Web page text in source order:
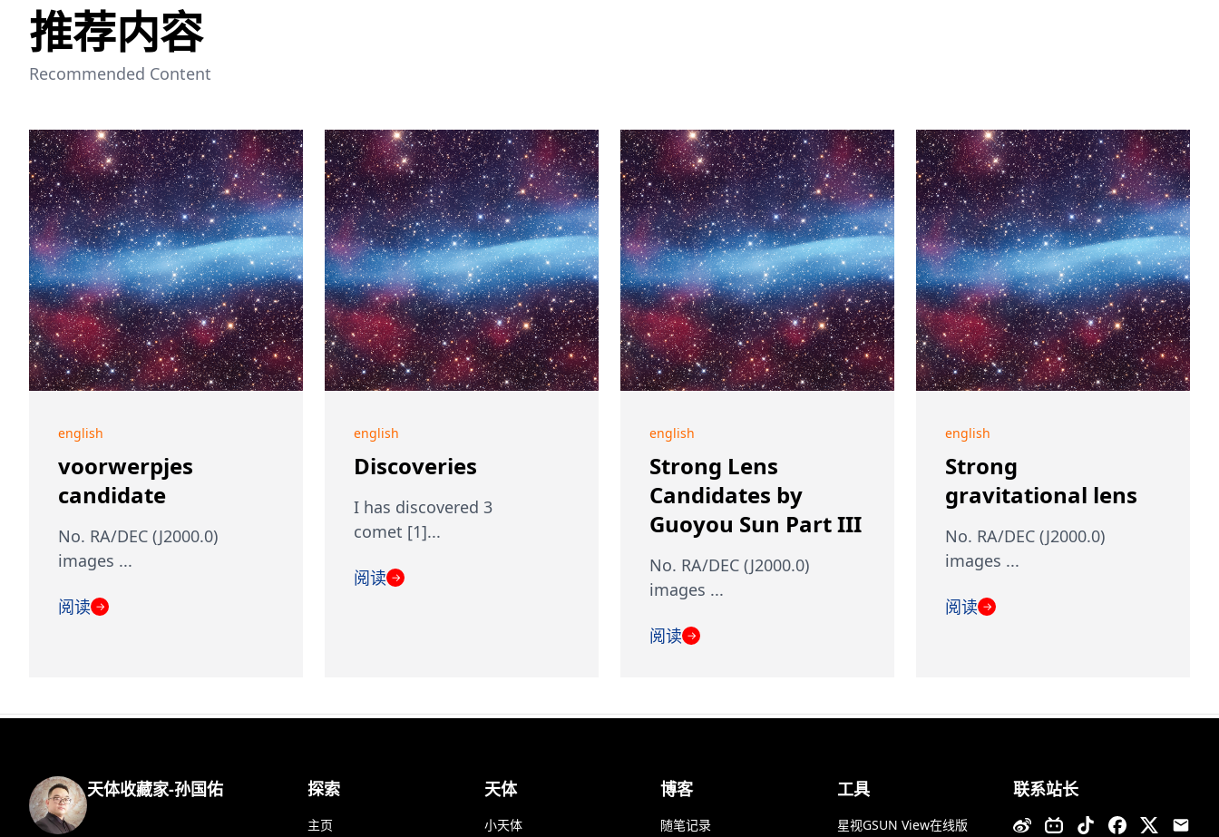
推荐内容
Recommended Content
english
voorwerpjes
candidate
No. RA/DEC (J2000.0)
images ...
阅读 →
english
Discoveries
I has discovered 3
comet [1]...
阅读 →
english
Strong Lens
Candidates by
Guoyou Sun Part III
No. RA/DEC (J2000.0)
images ...
阅读 →
english
Strong
gravitational lens
No. RA/DEC (J2000.0)
images ...
阅读 →
天体收藏家-孙国佑 探索
主页
天体
小天体
博客
随笔记录
工具
星视GSUN View在线版
联系站长